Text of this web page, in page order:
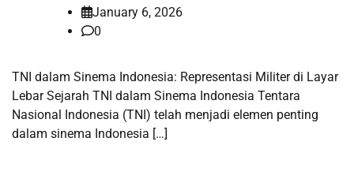
January 6, 2026
0
TNI dalam Sinema Indonesia: Representasi Militer di Layar
Lebar Sejarah TNI dalam Sinema Indonesia Tentara
Nasional Indonesia (TNI) telah menjadi elemen penting
dalam sinema Indonesia […]